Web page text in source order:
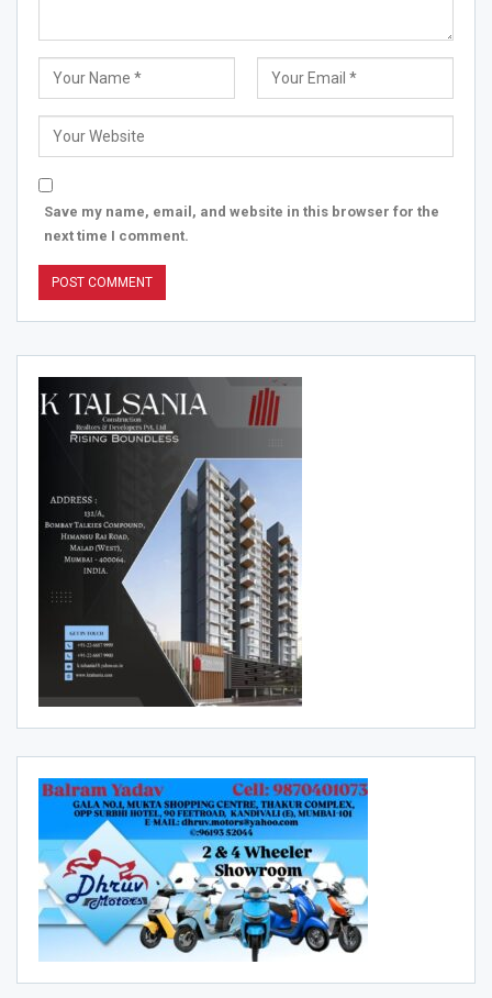
Save my name, email, and website in this browser for the
next time I comment.